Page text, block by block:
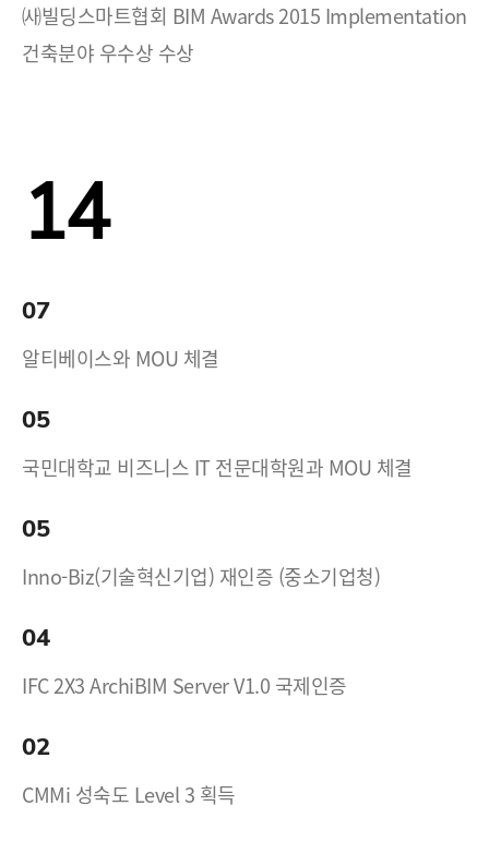
㈔빌딩스마트협회 BIM Awards 2015 Implementation
건축분야 우수상 수상
14
07
알티베이스와 MOU 체결
05
국민대학교 비즈니스 IT 전문대학원과 MOU 체결
05
Inno-Biz(기술혁신기업) 재인증 (중소기업청)
04
IFC 2X3 ArchiBIM Server V1.0 국제인증
02
CMMi 성숙도 Level 3 획득